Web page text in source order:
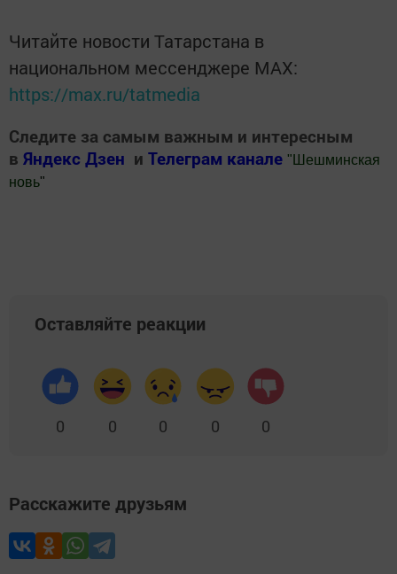
Читайте новости Татарстана в
национальном мессенджере MАХ:
https://max.ru/tatmedia
Следите за самым важным и интересным
в Яндекс Дзен и Телеграм канале " Шешминская
новь"
Оставляйте реакции
0 0 0 0 0
Расскажите друзьям